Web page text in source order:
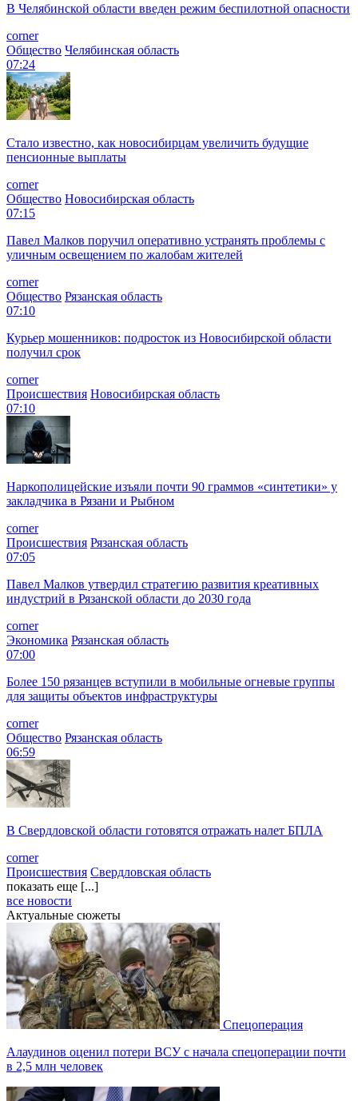
В Челябинской области введен режим беспилотной опасности
corner
Общество Челябинская область
07:24
Стало известно, как новосибирцам увеличить будущие
пенсионные выплаты
corner
Общество Новосибирская область
07:15
Павел Малков поручил оперативно устранять проблемы с
уличным освещением по жалобам жителей
corner
Общество Рязанская область
07:10
Курьер мошенников: подросток из Новосибирской области
получил срок
corner
Происшествия Новосибирская область
07:10
Наркополицейские изъяли почти 90 граммов «синтетики» у
закладчика в Рязани и Рыбном
corner
Происшествия Рязанская область
07:05
Павел Малков утвердил стратегию развития креативных
индустрий в Рязанской области до 2030 года
corner
Экономика Рязанская область
07:00
Более 150 рязанцев вступили в мобильные огневые группы
для защиты объектов инфраструктуры
corner
Общество Рязанская область
06:59
В Свердловской области готовятся отражать налет БПЛА
corner
Происшествия Свердловская область
показать еще [...]
все новости
Актуальные сюжеты
Спецоперация
Алаудинов оценил потери ВСУ с начала спецоперации почти
в 2,5 млн человек